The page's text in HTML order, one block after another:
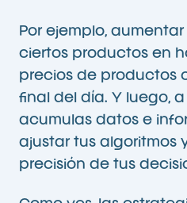
Por ejemplo,
ciertos productos en
precios de productos
final del día. Y luego,
acumulas datos e
ajustar tus algoritmos
precisión de tus